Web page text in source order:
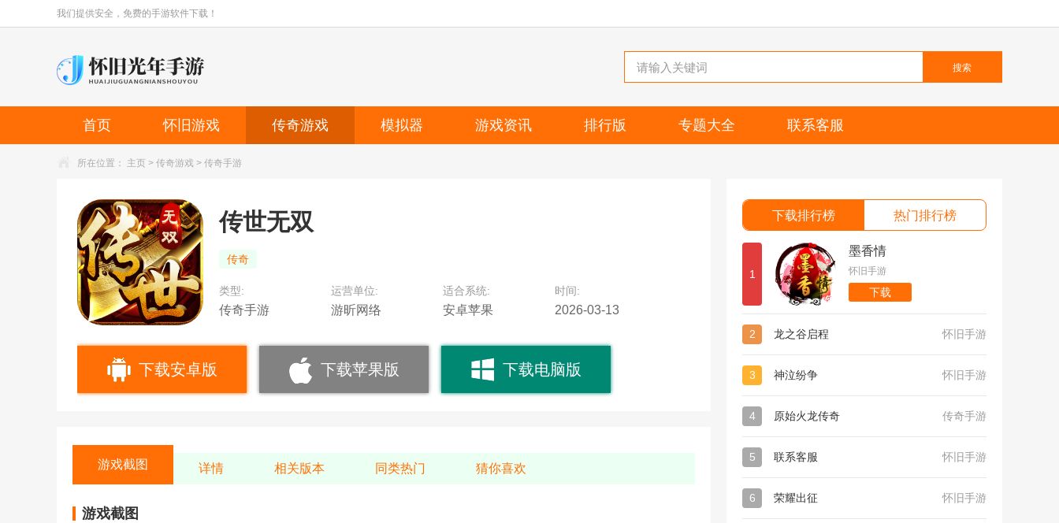
我们提供安全，免费的手游软件下载！
搜索
首页 怀旧游戏 传奇游戏 模拟器 游戏资讯 排行版 专题大全 联系客服
所在位置： 主页 > 传奇游戏 > 传奇手游
传世无双
传奇
类型:
传奇手游
运营单位:
游昕网络
适合系统:
安卓苹果
时间:
2026-03-13
下载安卓版 下载苹果版 下载电脑版
游戏截图 详情 相关版本 同类热门 猜你喜欢
游戏截图
下载排行榜 热门排行榜
1
墨香情
怀旧手游
下载
2 龙之谷启程 怀旧手游
3 神泣纷争 怀旧手游
4 原始火龙传奇 传奇手游
5 联系客服 怀旧手游
6 荣耀出征 怀旧手游